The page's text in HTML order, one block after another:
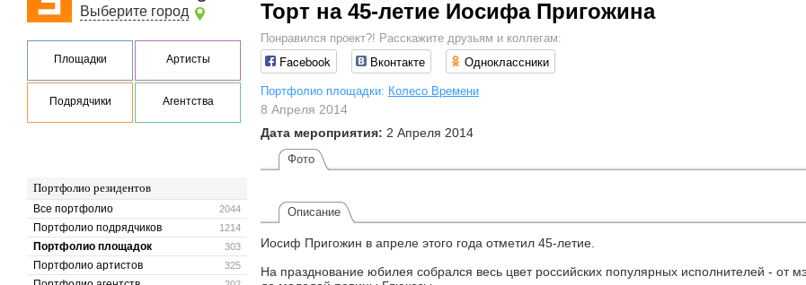
Выберите город
Площадки Артисты
Подрядчики Агентства
Портфолио резидентов
2044
Все портфолио
1214
Портфолио подрядчиков
303
Портфолио площадок
325
Портфолио артистов
Торт на 45-летие Иосифа Пригожина
Понравился проект?! Расскажите друзьям и коллегам:
Facebook Вконтакте Одноклассники
Портфолио площадки: Колесо Времени
8 Апреля 2014
Дата мероприятия: 2 Апреля 2014
Фото
Описание
Иосиф Пригожин в апреле этого года отметил 45-летие.
На празднование юбилея собрался весь цвет российских популярных исполнителей -